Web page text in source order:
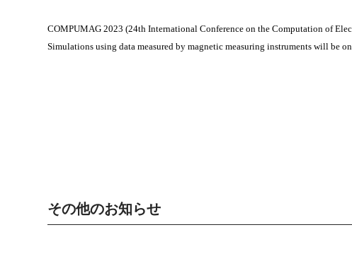
COMPUMAG 2023 (24th International Conference on the Computation of
Simulations using data measured by magnetic measuring instruments will
その他のお知らせ